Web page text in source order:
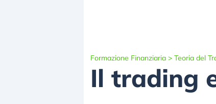
Formazione Finanziaria > Teoria del
Il trading